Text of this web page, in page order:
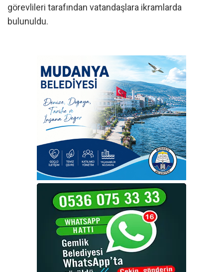
görevlileri tarafından vatandaşlara ikramlarda
bulunuldu.